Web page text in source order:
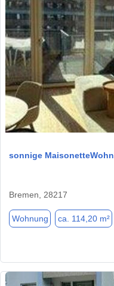
sonnige
Bremen, 28217
Wohnung ca. 114,20 m²